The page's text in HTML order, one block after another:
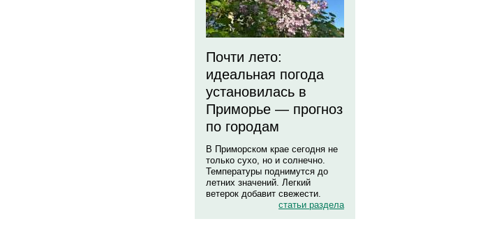
Почти лето:
идеальная погода
установилась в
Приморье — прогноз
по городам
В Приморском крае сегодня не
только сухо, но и солнечно.
Температуры поднимутся до
летних значений. Легкий
ветерок добавит свежести.
статьи раздела